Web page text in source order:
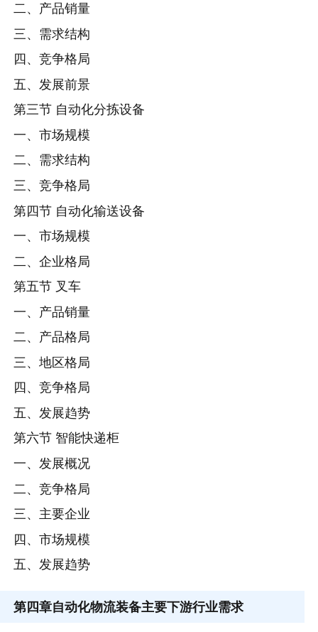
二、产品销量
三、需求结构
四、竞争格局
五、发展前景
第三节 自动化分拣设备
一、市场规模
二、需求结构
三、竞争格局
第四节 自动化输送设备
一、市场规模
二、企业格局
第五节 叉车
一、产品销量
二、产品格局
三、地区格局
四、竞争格局
五、发展趋势
第六节 智能快递柜
一、发展概况
二、竞争格局
三、主要企业
四、市场规模
五、发展趋势
第四章自动化物流装备主要下游行业需求